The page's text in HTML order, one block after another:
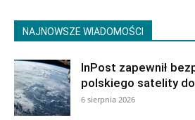
NAJNOWSZE WIADOMOŚCI
InPost zapewnił
polskiego satelity
6 sierpnia 2026